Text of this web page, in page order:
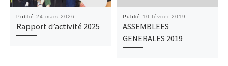
Publié 24 mars 2026
Rapport d’activité 2025
Publié 10 février 2019
ASSEMBLEES
GENERALES 2019